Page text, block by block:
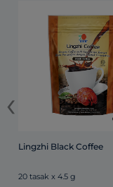
Lingzhi Black Coffee
20 tasak x 4.5 g
‹